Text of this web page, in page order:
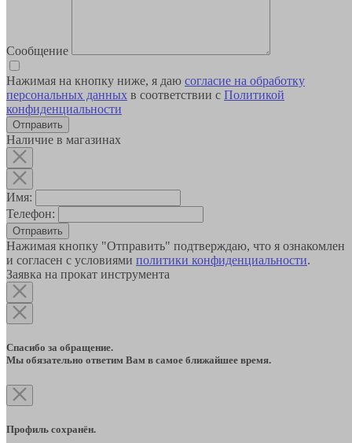
Сообщение
Нажимая на кнопку ниже, я даю согласие на обработку
персональных данных в соответствии с Политикой
конфиденциальности
Наличие в магазинах
Имя:
Телефон:
Отправить
Нажимая кнопку "Отправить" подтверждаю, что я ознакомлен
и согласен с условиями политики конфиденциальности.
Заявка на прокат инструмента
Спасибо за обращение.
Мы обязательно ответим Вам в самое ближайшее время.
Профиль сохранён.